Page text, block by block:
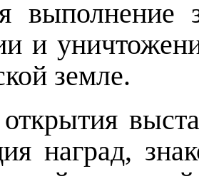
выполнение
и
земле.
наград,